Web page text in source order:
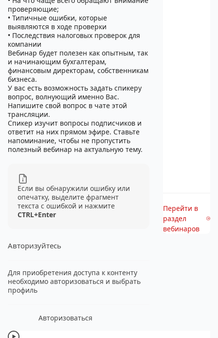
проверяющие;
• Типичные ошибки, которые
выявляются в ходе проверки
• Последствия налоговых проверок для
компании
Вебинар будет полезен как опытным, так
и начинающим бухгалтерам,
финансовым директорам, собственникам
бизнеса.
У вас есть возможность задать спикеру
вопрос, волнующий именно Вас.
Напишите свой вопрос в чате этой
трансляции.
Спикер изучит вопросы подписчиков и
ответит на них прямом эфире. Ставьте
напоминание, чтобы не пропустить
полезный вебинар на актуальную тему.
Если вы обнаружили ошибку или
опечатку, выделите фрагмент
текста с ошибкой и нажмите
CTRL+Enter
Авторизуйтесь
Для приобретения доступа к контенту
необходимо авторизоваться и выбрать
профиль
Авторизоваться
Перейти в
раздел
вебинаров